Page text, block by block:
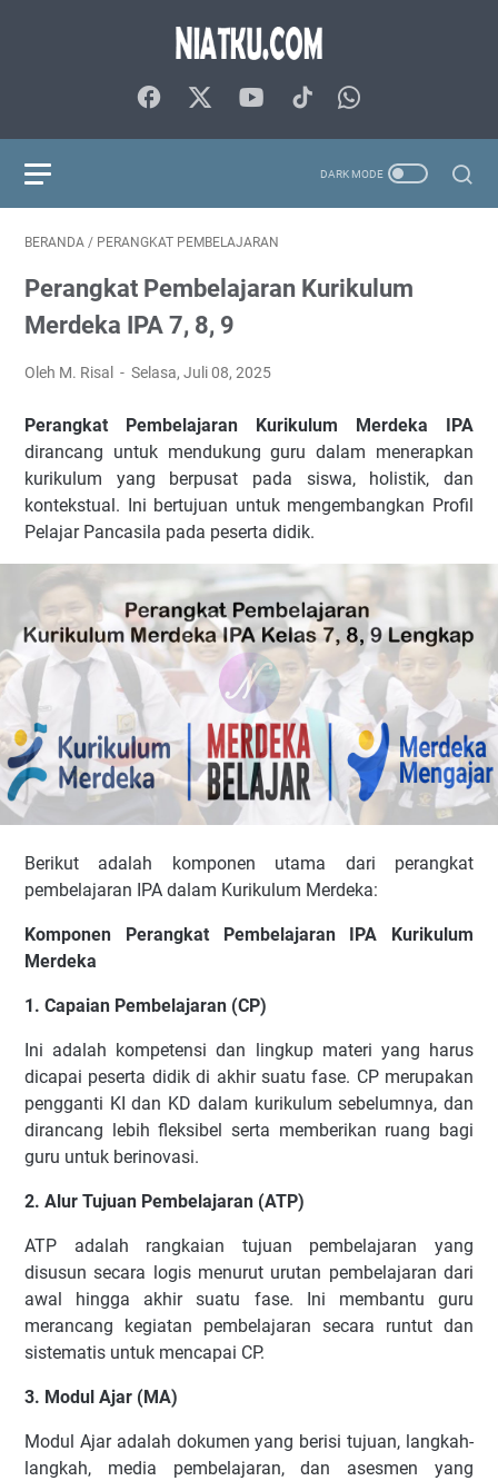
BERANDA / PERANGKAT PEMBELAJARAN
Perangkat Pembelajaran Kurikulum
Merdeka IPA 7, 8, 9
Oleh M. Risal Selasa, Juli 08, 2025
Perangkat Pembelajaran Kurikulum Merdeka IPA
dirancang untuk mendukung guru dalam menerapkan
kurikulum yang berpusat pada siswa, holistik, dan
kontekstual. Ini bertujuan untuk mengembangkan Profil
Pelajar Pancasila pada peserta didik.
Berikut adalah komponen utama dari perangkat
pembelajaran IPA dalam Kurikulum Merdeka:
Komponen Perangkat Pembelajaran IPA Kurikulum
Merdeka
1. Capaian Pembelajaran (CP)
Ini adalah kompetensi dan lingkup materi yang harus
dicapai peserta didik di akhir suatu fase. CP merupakan
pengganti KI dan KD dalam kurikulum sebelumnya, dan
dirancang lebih fleksibel serta memberikan ruang bagi
guru untuk berinovasi.
2. Alur Tujuan Pembelajaran (ATP)
ATP adalah rangkaian tujuan pembelajaran yang
disusun secara logis menurut urutan pembelajaran dari
awal hingga akhir suatu fase. Ini membantu guru
merancang kegiatan pembelajaran secara runtut dan
sistematis untuk mencapai CP.
3. Modul Ajar (MA)
Modul Ajar adalah dokumen yang berisi tujuan, langkah-
langkah, media pembelajaran, dan asesmen yang